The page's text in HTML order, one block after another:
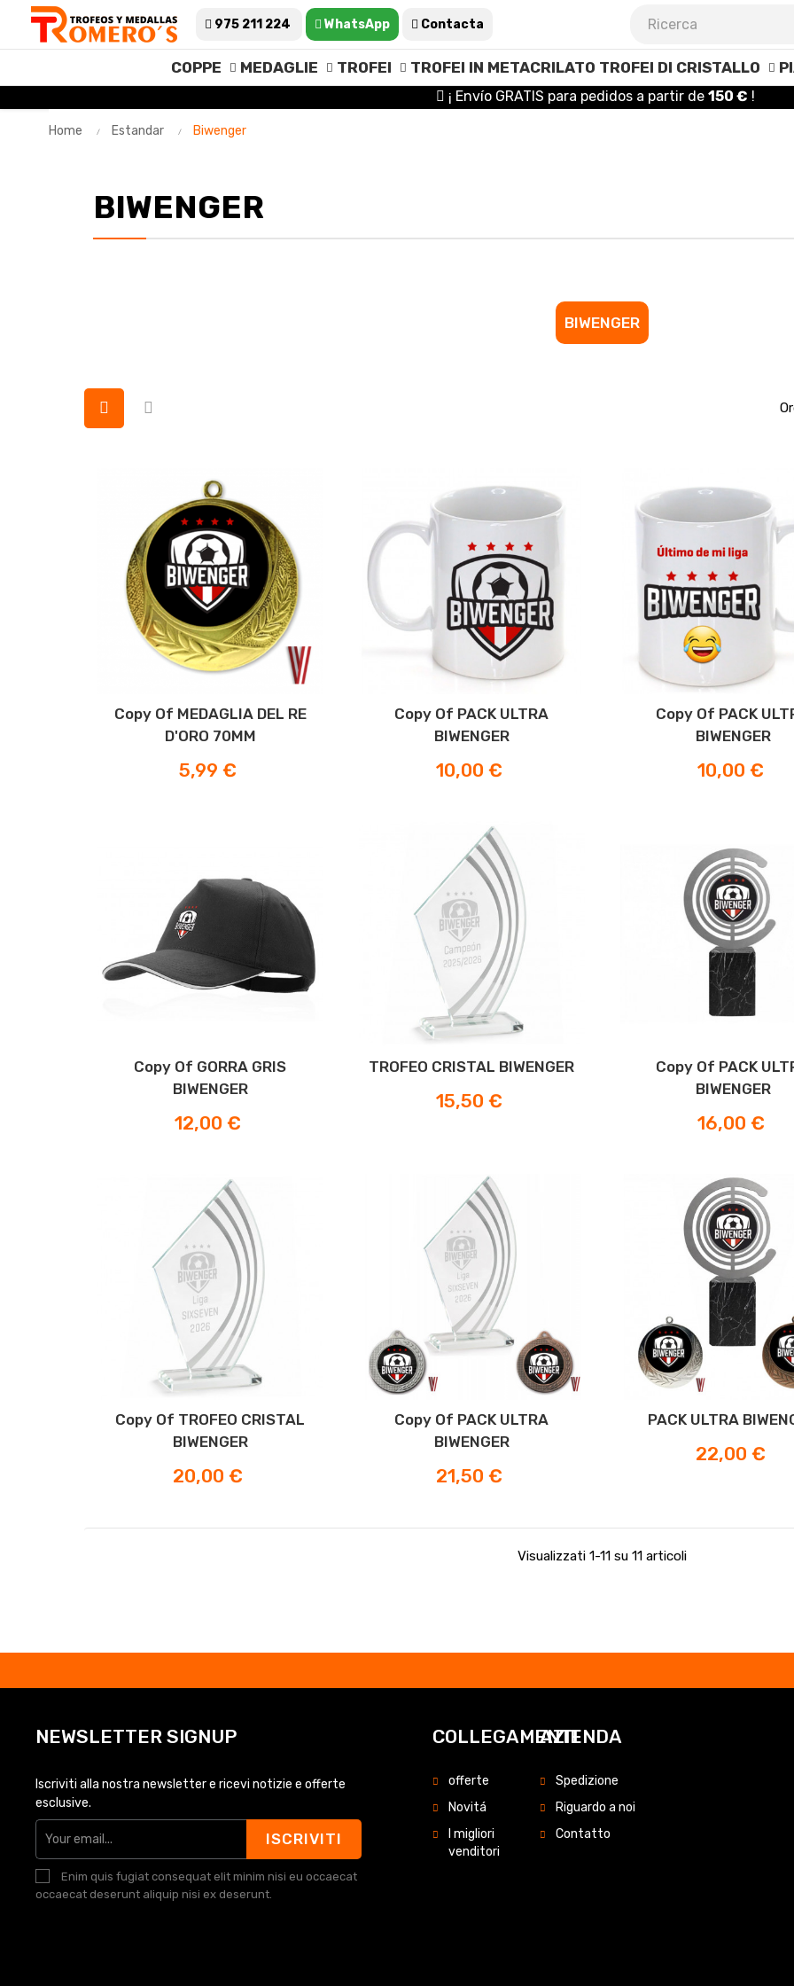
975 211 224 WhatsApp Contacta
COPPE MEDAGLIE TROFEI TROFEI IN METACRILATO TROFEI DI CRISTALLO
¡ Envío GRATIS para pedidos a partir de 150 € !
Home Estandar Biwenger
BIWENGER
BIWENGER
Copy Of MEDAGLIA DEL RE
D'ORO 70MM
Prezzo
5,99 €
Copy Of PACK ULTRA
BIWENGER
Prezzo
10,00 €
Copy Of PACK
BIWENGER
Prezzo
10,00 €
Copy Of GORRA GRIS
BIWENGER
Prezzo
12,00 €
TROFEO CRISTAL BIWENGER
Prezzo
15,50 €
Copy Of PACK
BIWENGER
Prezzo
16,00 €
Copy Of TROFEO CRISTAL
BIWENGER
Prezzo
20,00 €
Copy Of PACK ULTRA
BIWENGER
Prezzo
21,50 €
PACK ULTRA
Prezzo
22,00 €
Visualizzati 1-11 su 11 articoli
NEWSLETTER SIGNUP
Iscriviti alla nostra newsletter e ricevi notizie e offerte
esclusive.
ISCRIVITI
Enim quis fugiat consequat elit minim nisi eu occaecat
occaecat deserunt aliquip nisi ex deserunt.
COLLEGAMENTI
offerte
Novitá
I migliori
venditori
AZIENDA
Spedizione
Riguardo a noi
Contatto